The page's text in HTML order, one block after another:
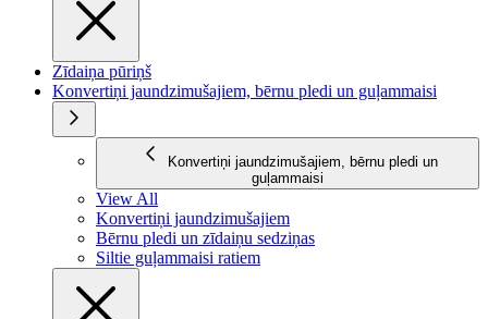
Zīdaiņa pūriņš
Konvertiņi jaundzimušajiem, bērnu pledi un guļammaisi
Konvertiņi jaundzimušajiem, bērnu pledi un
guļammaisi
View All
Konvertiņi jaundzimušajiem
Bērnu pledi un zīdaiņu sedziņas
Siltie guļammaisi ratiem